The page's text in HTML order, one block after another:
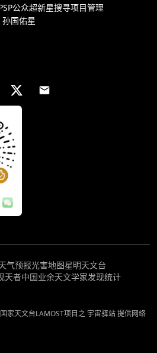
公众超新星搜寻项目管理
国佑星
气预报光害地图星明天文台
天者中国业余天文学家发现统计
家天文台LAMOST项目之 宇宙驿站 提供网络